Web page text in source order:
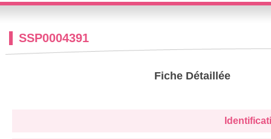
SSP0004391
Fiche Détaillée